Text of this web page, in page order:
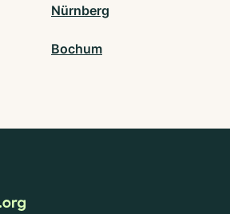
Nürnberg
Bochum